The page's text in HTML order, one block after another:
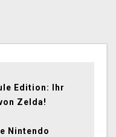
Edition: Ihr
Zelda!
Nintendo